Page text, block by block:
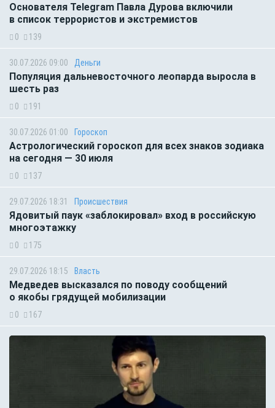
Основателя Telegram Павла Дурова включили
в список террористов и экстремистов
0 139
30.07.2026 09:00 Деньги
Популяция дальневосточного леопарда выросла в
шесть раз
0 191
30.07.2026 01:00 Гороскоп
Астрологический гороскоп для всех знаков зодиака
на сегодня — 30 июля
0 137
29.07.2026 18:31 Происшествия
Ядовитый паук «заблокировал» вход в российскую
многоэтажку
0 175
29.07.2026 18:15 Власть
Медведев высказался по поводу сообщений
о якобы грядущей мобилизации
0 167